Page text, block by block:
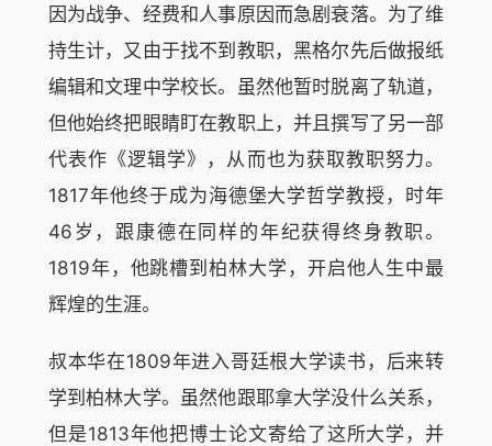
因为战争、经费和人事原因而急剧衰落。为了维
持生计，又由于找不到教职，黑格尔先后做报纸
编辑和文理中学校长。虽然他暂时脱离了轨道，
但他始终把眼睛盯在教职上，并且撰写了另一部
代表作《逻辑学》，从而也为获取教职努力。
1817年他终于成为海德堡大学哲学教授，时年
46岁，跟康德在同样的年纪获得终身教职。
1819年，他跳槽到柏林大学，开启他人生中最
辉煌的生涯。
叔本华在1809年进入哥廷根大学读书，后来转
学到柏林大学。虽然他跟耶拿大学没什么关系，
但是1813年他把博士论文寄给了这所大学，并